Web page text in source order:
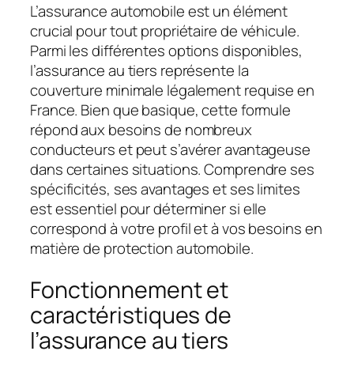
L’assurance automobile est un élément
crucial pour tout propriétaire de véhicule.
Parmi les différentes options disponibles,
l’assurance au tiers représente la
couverture minimale légalement requise en
France. Bien que basique, cette formule
répond aux besoins de nombreux
conducteurs et peut s’avérer avantageuse
dans certaines situations. Comprendre ses
spécificités, ses avantages et ses limites
est essentiel pour déterminer si elle
correspond à votre profil et à vos besoins en
matière de protection automobile.
Fonctionnement et
caractéristiques de
l’assurance au tiers